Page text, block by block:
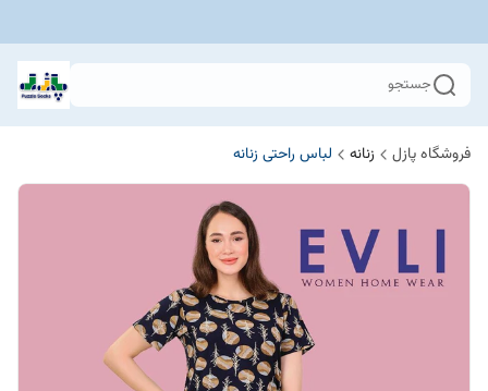
جستجو
فروشگاه پازل زنانه لباس راحتی زنانه